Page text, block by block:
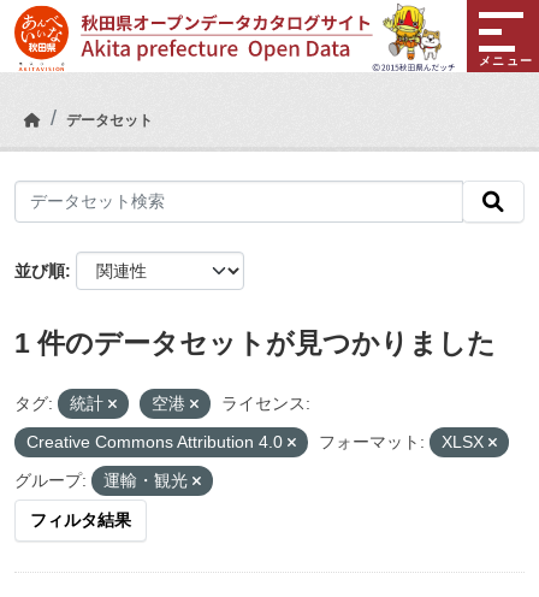
Skip to main content
メニュー
データセット
並び順
1 件のデータセットが見つかりました
タグ: 統計 空港
ライセンス:
Creative Commons Attribution 4.0
フォーマット:
XLSX
グループ:
運輸・観光
フィルタ結果